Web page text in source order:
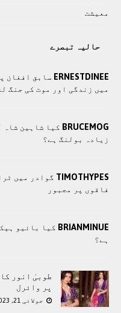
معيشت
حالیہ تبصرے
ERNESTDINEE سابق افغان
میں زندگی اور موت کی جنگ
BRUCEMOG کیا شاہین شاہ
زیادہ بولنگ ہے؟
TIMOTHYPES گوادر میں
فاقوں پر مجبور
BRIANMINUE کیا بائیو
ہے؟
طوبیٰ انور
پر وائرل
جولائی 21, 2023